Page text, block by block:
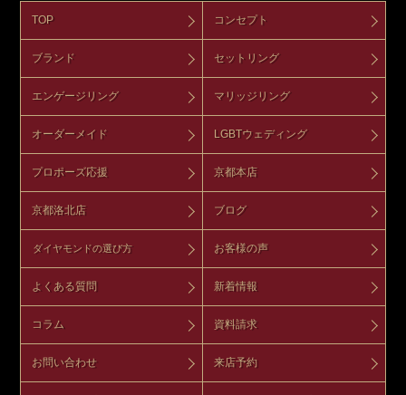
TOP コンセプト
ブランド セットリング
エンゲージリング マリッジリング
オーダーメイド LGBTウェディング
プロポーズ応援 京都本店
京都洛北店 ブログ
ダイヤモンドの選び方 お客様の声
よくある質問 新着情報
コラム 資料請求
お問い合わせ 来店予約